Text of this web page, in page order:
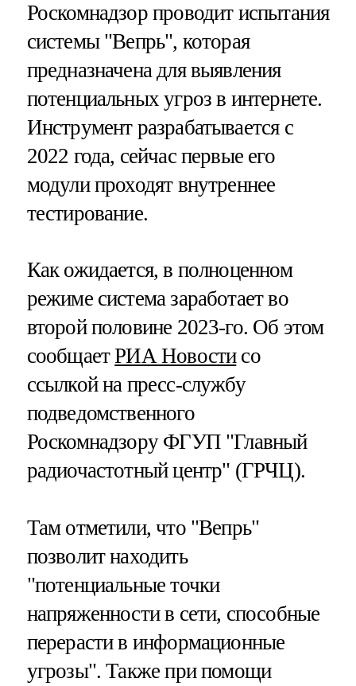
Роскомнадзор проводит испытания
системы "Вепрь", которая
предназначена для выявления
потенциальных угроз в интернете.
Инструмент разрабатывается с
2022 года, сейчас первые его
модули проходят внутреннее
тестирование.
Как ожидается, в полноценном
режиме система заработает во
второй половине 2023-го. Об этом
сообщаетРИА Новостисо
ссылкой на пресс-службу
подведомственного
Роскомнадзору ФГУП "Главный
радиочастотный центр" (ГРЧЦ).
Там отметили, что "Вепрь"
позволит находить
"потенциальные точки
напряженности в сети, способные
перерасти в информационные
угрозы". Также при помощи